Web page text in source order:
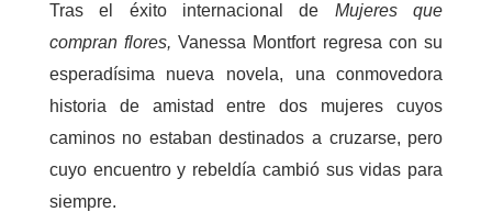
Tras el éxito internacional de Mujeres que
compran flores, Vanessa Montfort regresa con su
esperadísima nueva novela, una conmovedora
historia de amistad entre dos mujeres cuyos
caminos no estaban destinados a cruzarse, pero
cuyo encuentro y rebeldía cambió sus vidas para
siempre.